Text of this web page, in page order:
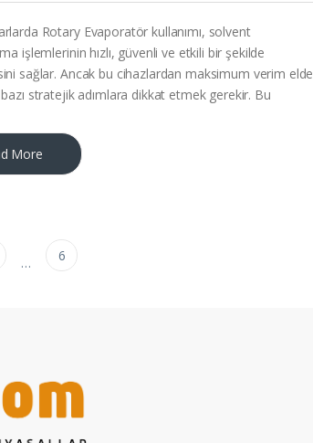
Rotary Evaporatör kullanımı, solvent
işlemlerinin hızlı, güvenli ve etkili bir şekilde
sağlar. Ancak bu cihazlardan maksimum verim elde
stratejik adımlara dikkat etmek gerekir. Bu
More
… 6